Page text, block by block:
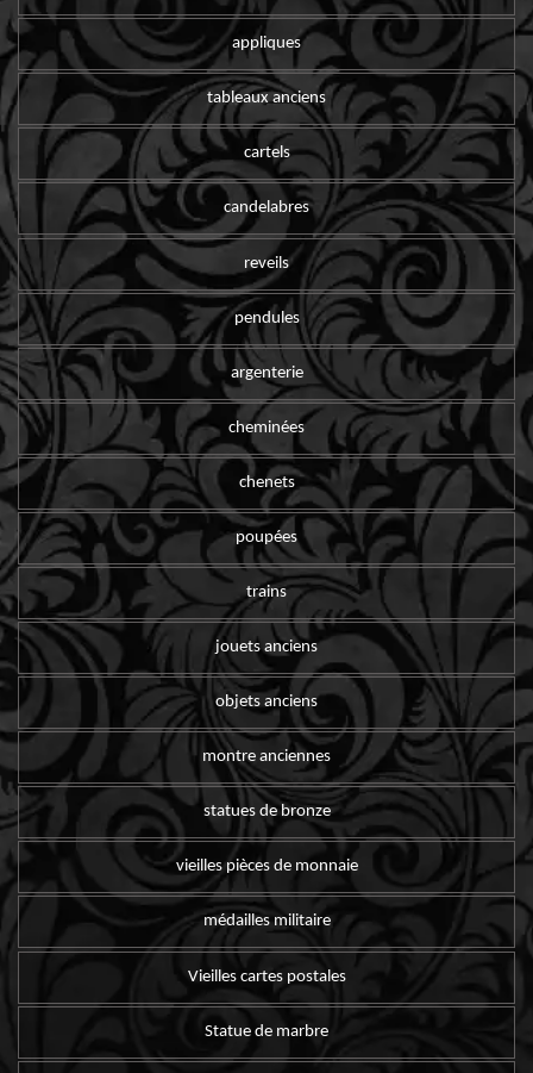
appliques
tableaux anciens
cartels
candelabres
reveils
pendules
argenterie
cheminées
chenets
poupées
trains
jouets anciens
objets anciens
montre anciennes
statues de bronze
vieilles pièces de monnaie
médailles militaire
Vieilles cartes postales
Statue de marbre